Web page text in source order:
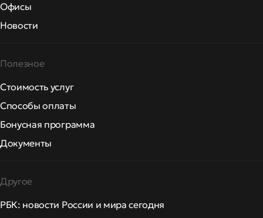
Офисы
Новости
Полезное
Стоимость услуг
Способы оплаты
Бонусная программа
Документы
Другое
РБК: новости России и мира сегодня